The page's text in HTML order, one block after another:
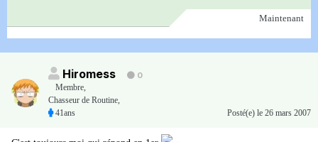
Maintenant
Hiromess
0
Membre,
Chasseur de Routine,
41ans
Posté(e) le 26 mars 2007